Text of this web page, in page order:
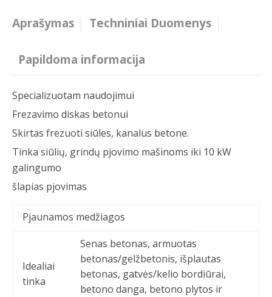
Aprašymas Techniniai Duomenys
Papildoma informacija
Specializuotam naudojimui
Frezavimo diskas betonui
Skirtas frezuoti siūles, kanalus betone.
Tinka siūlių, grindų pjovimo mašinoms iki 10 kW
galingumo
šlapias pjovimas
Pjaunamos medžiagos
Idealiai
tinka
Senas betonas, armuotas
betonas/gelžbetonis, išplautas
betonas, gatvės/kelio bordiūrai,
betono danga, betono plytos ir